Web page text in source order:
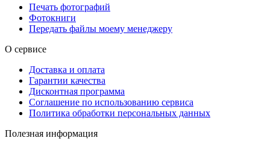
Печать фотографий
Фотокниги
Передать файлы моему менеджеру
О сервисе
Доставка и оплата
Гарантии качества
Дисконтная программа
Соглашение по использованию сервиса
Политика обработки персональных данных
Полезная информация